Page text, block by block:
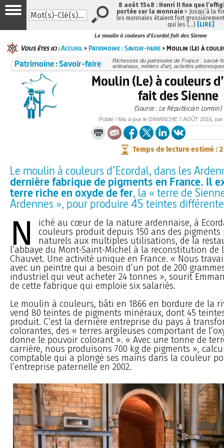
Le moulin à couleurs d’Ecordal fait des Sienne
Vous êtes ici :Accueil >Patrimoine : Savoir-faire > Moulin (Le) à
Patrimoine : Savoir-faire
Richesses du patrimoine de France : savoir-
artisanaux, métiers d’art, activités
Moulin (Le) à couleurs
fait des Sienne
(Source : Le Républicain Lorrain)
Publié / Mis à jour le DIMANCHE 7 AOÛT 2016 , par
Temps de lecture estimé : 2
Le moulin à couleurs d’Ecordal, dans les
dernière fabrique de pigments en France. Il
terre riche en oxyde de fer, la « terre de
Ardennes », pour produire 45 teintes
N
iché au cœur de la nature ardennaise, à
couleurs produit depuis 150 ans des pigments
naturels aux multiples utilisations, de la
l’abbaye du Mont-Saint-Michel à la reconstitution de
Chauvet. Une activité unique en France. « Nous
avec un peintre qui a besoin d’un pot de 200
industriel qui veut acheter 24 tonnes », sourit
de cette fabrique qui emploie six salariés.
Le moulin à couleurs, bâti en 1866 en bordure de la
vend 80 teintes de pigments minéraux, dont 45
produit. C’est la dernière entreprise du pays à
colorantes, des « terres argileuses comportant de
donne le pouvoir colorant ». « Avec une tonne de
carrière, nous produisons 700 kg de pigments »,
comptable qui a plongé ses mains dans la couleur
l’entreprise paternelle en 2002.
8 août 1548 : Henri II fixe que
portée sur la monnaie> Jusqu’à la
les monnaies étaient fort
qui les (…) [LIRE]